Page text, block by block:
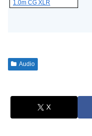
1.0m CG XLR
Audio
X